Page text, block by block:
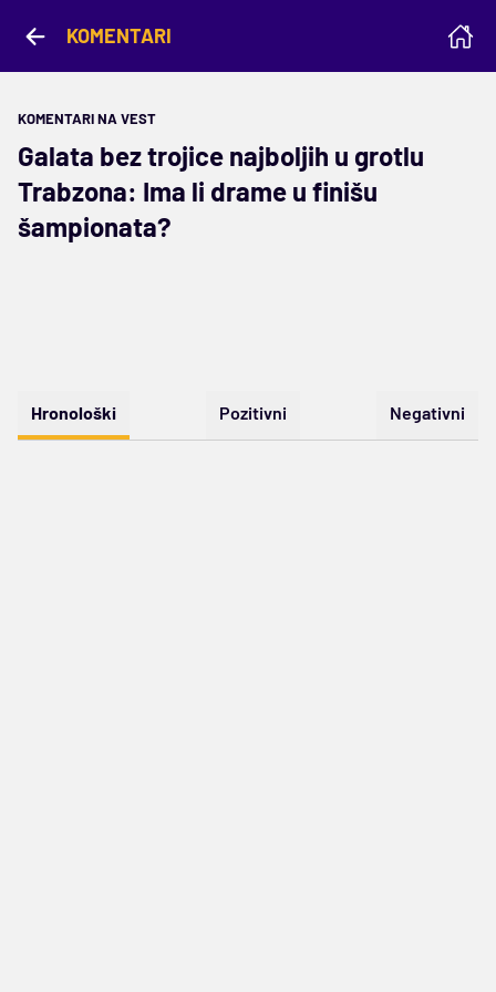
KOMENTARI
KOMENTARI NA VEST
Galata bez trojice najboljih u grotlu
Trabzona: Ima li drame u finišu
šampionata?
Hronološki Pozitivni Negativni